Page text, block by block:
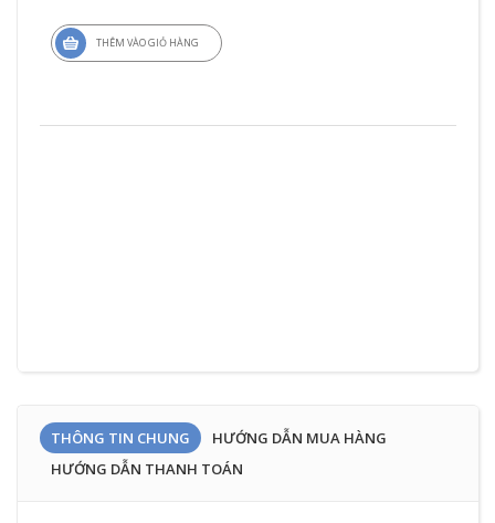
THÊM VÀO GIỎ HÀNG
THÔNG TIN CHUNG
HƯỚNG DẪN MUA HÀNG
HƯỚNG DẪN THANH TOÁN